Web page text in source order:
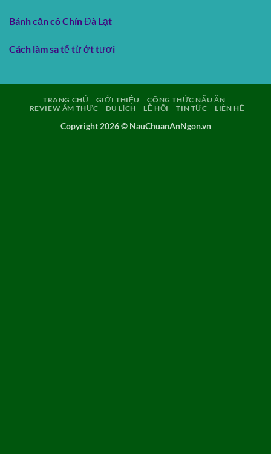
Bánh căn cô Chín Đà Lạt
Cách làm sa tế từ ớt tươi
TRANG CHỦ GIỚI THIỆU
CÔNG THỨC NẤU ĂN
REVIEW ẨM THỰC
DU LỊCH LỄ HỘI TIN TỨC LIÊN HỆ
Copyright 2026 © NauChuanAnNgon.vn